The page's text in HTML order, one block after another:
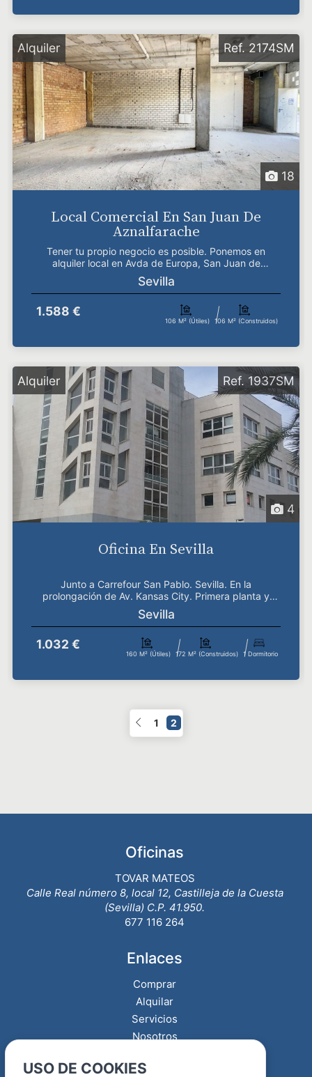
Alquiler
18
Ref. 2174SM
Local Comercial En San Juan De
Aznalfarache
Tener tu propio negocio es posible. Ponemos en
alquiler local en Avda de Europa, San Juan de
Aznalfarache...
Sevilla
1.588 €
106 M² (útiles) 106 M² (construidos)
Alquiler
4
Ref. 1937SM
Oficina En Sevilla
Junto a Carrefour San Pablo. Sevilla. En la
prolongación de Av. Kansas City. Primera planta y
fachada a l...
Sevilla
1.032 €
160 M² (útiles) 172 M² (construidos) 1 Dormitorio
1 2
Enlaces
Comprar
Alquilar
Servicios
Nosotros
Quiero vender
Oficinas
TOVAR MATEOS
Calle Real número 8, local 12, Castilleja de la Cuesta
(Sevilla) C.P. 41.950.
677 116 264
USO DE COOKIES